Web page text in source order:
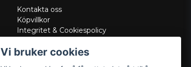
Kontakta oss
Köpvillkor
Integritet & Cookiespolicy
Service/Garanti
Vi bruker cookies